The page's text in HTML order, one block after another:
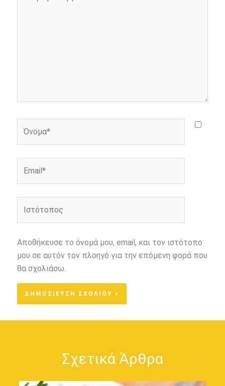
εδώ..
Αποθήκευσε το όνομά μου, email, και τον ιστότοπο
μου σε αυτόν τον πλοηγό για την επόμενη φορά που
θα σχολιάσω.
Σχετικά Άρθρα